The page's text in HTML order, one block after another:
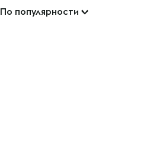
По популярности